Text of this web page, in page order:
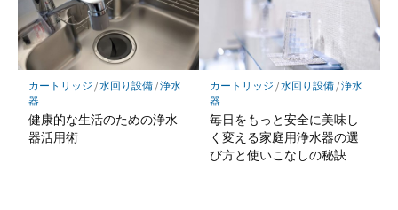
カートリッジ /水回り設備/浄水
器
健康的な生活のための浄水
器活用術
カートリッジ /水回り設備/浄水
器
毎日をもっと安全に美味し
く変える家庭用浄水器の選
び方と使いこなしの秘訣